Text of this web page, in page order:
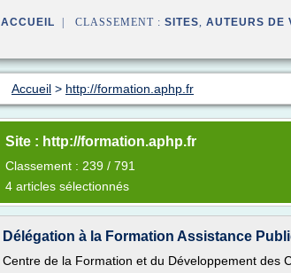
ACCUEIL | CLASSEMENT : SITES, AUTEURS DE
Accueil > http://formation.aphp.fr
Site : http://formation.aphp.fr
Classement : 239 / 791
4 articles sélectionnés
Délégation à la Formation Assistance
Centre de la Formation et du Développement des